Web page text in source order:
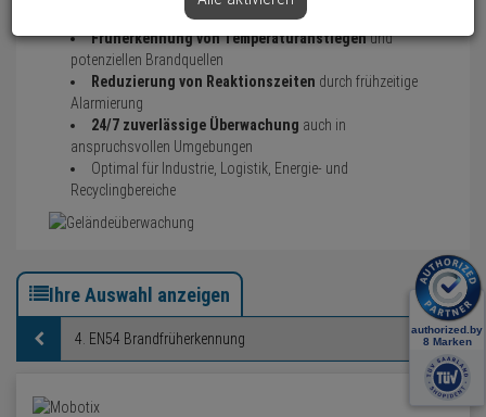
Brandfrüherkennung
Früherkennung von Temperaturanstiegenund
potenziellen Brandquellen
Reduzierung von Reaktionszeiten durch frühzeitige
Alarmierung
24/7 zuverlässige Überwachung auch in
anspruchsvollen Umgebungen
Optimal für Industrie, Logistik, Energie- und
Recyclingbereiche
Ihre Auswahl anzeigen
Konfigurator-